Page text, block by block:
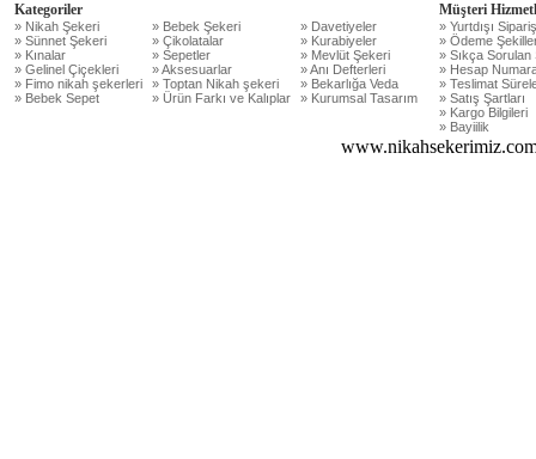
Kategoriler
» Nikah Şekeri » Bebek Şekeri
» Davetiyeler
» Sünnet Şekeri
» Çikolatalar
» Kurabiyeler
» Kınalar
» Sepetler
» Mevlüt Şekeri
» Gelinel Çiçekleri
» Aksesuarlar
» Anı Defterleri
» Fimo nikah şekerleri
» Toptan Nikah şekeri
» Bekarlığa Veda
» Bebek Sepet
» Ürün Farkı ve Kalıplar » Kurumsal Tasarım
Müşteri
» Yurtdışı
» Ödeme
» Sıkça Sorulan
» Hesap
» Teslimat
» Satış Şartları
» Kargo Bilgileri
» Bayiilik